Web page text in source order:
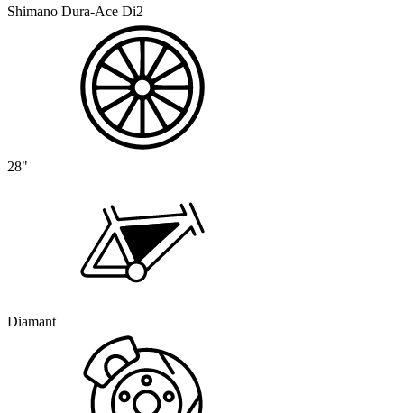
Shimano Dura-Ace Di2
28"
Diamant